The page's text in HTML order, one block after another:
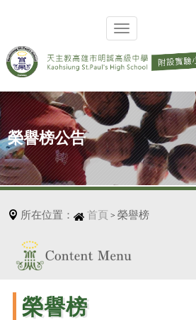
榮譽榜公告
所在位置： 首頁 >榮譽榜
榮譽榜